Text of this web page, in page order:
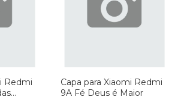
Redmi
Capa para Xiaomi Redmi
9A Fé Deus é Maior